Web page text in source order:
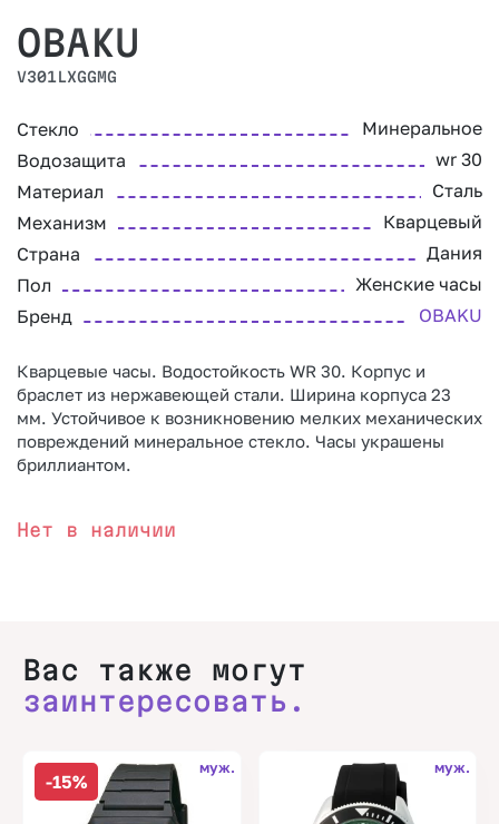
OBAKU
V301LXGGMG
Стекло
Минеральное
Водозащита
wr 30
Материал
Сталь
Механизм
Кварцевый
Страна
Дания
Пол
Женские часы
Бренд
OBAKU
Кварцевые часы. Водостойкость WR 30. Корпус и
браслет из нержавеющей стали. Ширина корпуса 23
мм. Устойчивое к возникновению мелких механических
повреждений минеральное стекло. Часы украшены
бриллиантом.
Нет в наличии
Вас также могут
заинтересовать.
-15%
муж. муж.